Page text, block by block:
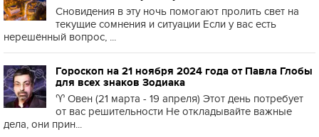
Сновидения в эту ночь помогают пролить свет на
текущие сомнения и ситуации Если у вас есть
нерешённый вопрос, ...
Гороскоп на 21 ноября 2024 года от Павла Глобы
для всех знаков Зодиака
♈️ Овен (21 марта - 19 апреля) Этот день потребует
от вас решительности Не откладывайте важные
дела, они прин...